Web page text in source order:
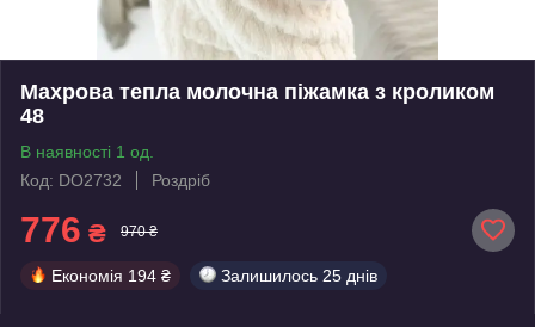
Махрова тепла молочна піжамка з кроликом
48
В наявності 1 од.
Код: DO2732
Роздріб
776 ₴ 970 ₴
Економія 194 ₴ Залишилось 25 днів